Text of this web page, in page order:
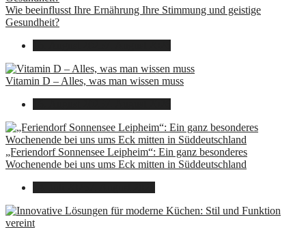
Wie beeinflusst Ihre Ernährung Ihre Stimmung und geistige
Gesundheit?
Vitamin D – Alles, was man wissen muss
„Feriendorf Sonnensee Leipheim“: Ein ganz besonderes
Wochenende bei uns ums Eck mitten in Süddeutschland